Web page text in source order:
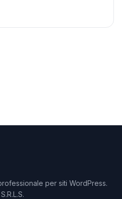
per siti WordPress.